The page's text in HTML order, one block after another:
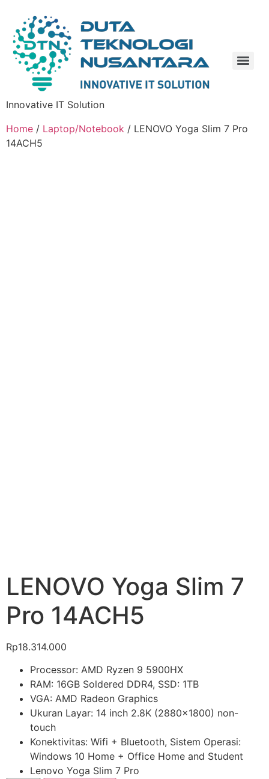
Innovative IT Solution
Home / Laptop/Notebook / LENOVO Yoga Slim 7 Pro
14ACH5
LENOVO Yoga Slim 7
Pro 14ACH5
Rp18.314.000
Processor: AMD Ryzen 9 5900HX
RAM: 16GB Soldered DDR4, SSD: 1TB
VGA: AMD Radeon Graphics
Ukuran Layar: 14 inch 2.8K (2880×1800) non-
touch
Konektivitas: Wifi + Bluetooth, Sistem Operasi:
Windows 10 Home + Office Home and Student
Lenovo Yoga Slim 7 Pro